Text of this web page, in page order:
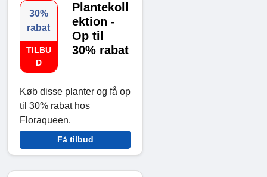
30%
rabat
TILBU
D
Plantekoll
ektion -
Op til
30% rabat
Køb disse planter og få op
til 30% rabat hos
Floraqueen.
Få tilbud